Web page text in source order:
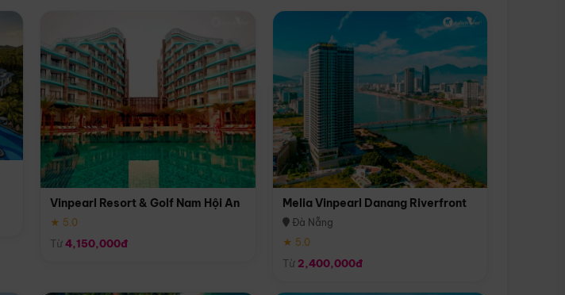
Vinpearl Resort & Golf Nam Hội An
★ 5.0
Từ4,150,000đ
Melia Vinpearl Danang Riverfront
Đà Nẵng
★ 5.0
Từ 2,400,000đ